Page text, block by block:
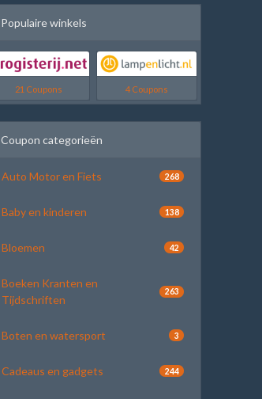
Populaire winkels
21 Coupons 4 Coupons
Coupon categorieën
Auto Motor en Fiets 268
Baby en kinderen 138
Bloemen 42
Boeken Kranten en
Tijdschriften
263
Boten en watersport 3
Cadeaus en gadgets 244